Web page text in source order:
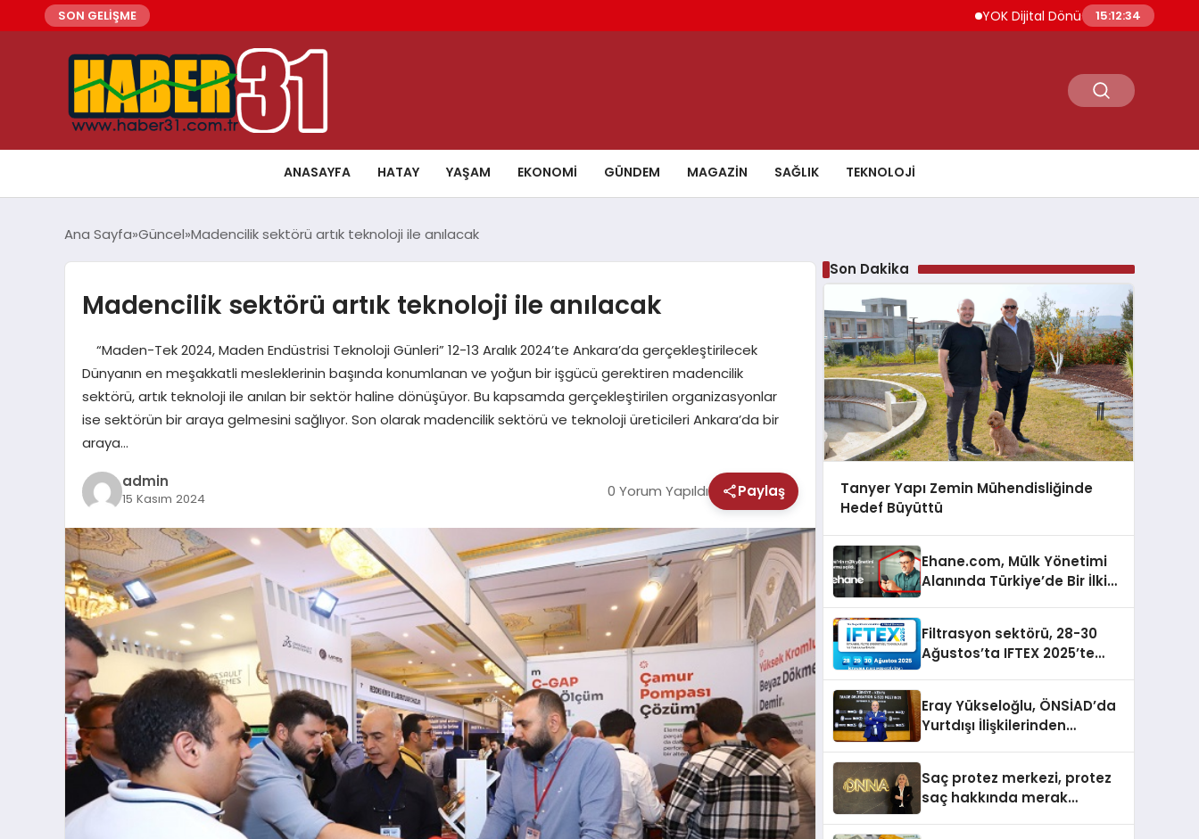
SON GELİŞME YOK Dijital Dönüşüm İçin Bilişim Uzmanları
15:12:35
ANASAYFA HATAY YAŞAM EKONOMI GÜNDEM MAGAZIN SAĞLIK TEKNOLOJI
Ana Sayfa Güncel Madencilik sektörü artık teknoloji ile anılacak
Madencilik sektörü artık teknoloji ile anılacak
“Maden-Tek 2024, Maden Endüstrisi Teknoloji Günleri” 12-13 Aralık 2024’te Ankara’da gerçekleştirilecek
Dünyanın en meşakkatli mesleklerinin başında konumlanan ve yoğun bir işgücü gerektiren madencilik
sektörü, artık teknoloji ile anılan bir sektör haline dönüşüyor. Bu kapsamda gerçekleştirilen organizasyonlar
ise sektörün bir araya gelmesini sağlıyor. Son olarak madencilik sektörü ve teknoloji üreticileri Ankara’da bir
araya…
admin
15 Kasım 2024 0 Yorum Yapıldı Paylaş
Son Dakika
Tanyer Yapı Zemin Mühendisliğinde
Hedef Büyüttü
Ehane.com, Mülk Yönetimi
Alanında Türkiye’de Bir İlki
Filtrasyon sektörü, 28-30
Ağustos’ta IFTEX 2025’te
Eray Yükseloğlu, ÖNSİAD’da
Yurtdışı İlişkilerinden
Saç protez merkezi, protez
saç hakkında merak